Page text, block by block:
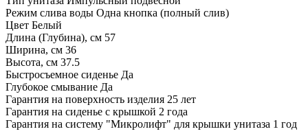
Режим слива воды Одна кнопка (полный слив)
Цвет Белый
Длина (Глубина), см 57
Ширина, см 36
Высота, см 37.5
Быстросъемное сиденье Да
Глубокое смывание Да
Гарантия на поверхность изделия 25 лет
Гарантия на сиденье с крышкой 2 года
Гарантия на систему "Микролифт" для крышки унитаза 1 год